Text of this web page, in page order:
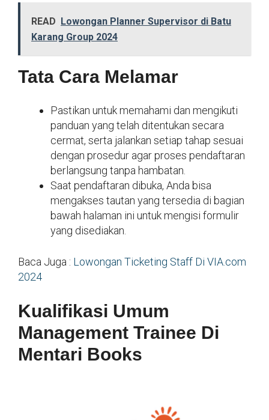
READ
Lowongan Planner Supervisor di Batu
Karang Group 2024
Tata Cara Melamar
Pastikan untuk memahami dan mengikuti
panduan yang telah ditentukan secara
cermat, serta jalankan setiap tahap sesuai
dengan prosedur agar proses pendaftaran
berlangsung tanpa hambatan.
Saat pendaftaran dibuka, Anda bisa
mengakses tautan yang tersedia di bagian
bawah halaman ini untuk mengisi formulir
yang disediakan.
Baca Juga : Lowongan Ticketing Staff Di VIA.com
2024
Kualifikasi Umum
Management Trainee Di
Mentari Books